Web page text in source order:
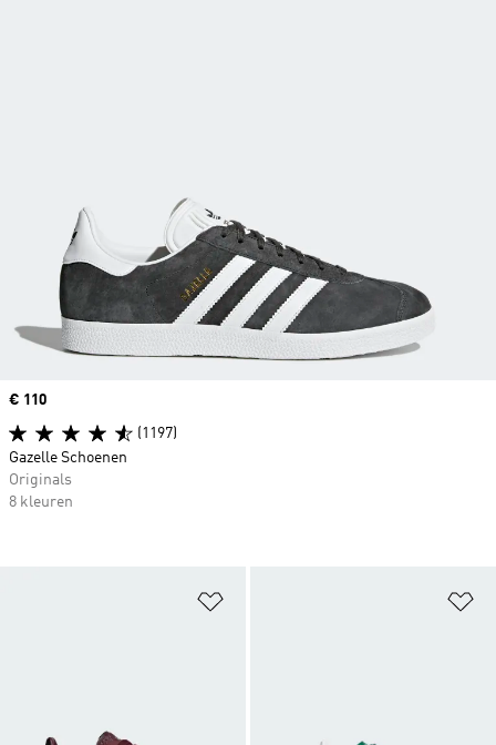
Price
€ 110
(1197)
Gazelle Schoenen
Originals
8 kleuren